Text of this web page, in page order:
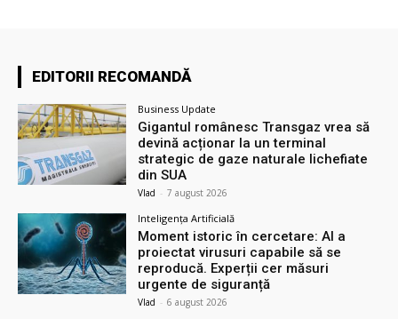
EDITORII RECOMANDĂ
Business Update
Gigantul românesc Transgaz vrea să
devină acționar la un terminal
strategic de gaze naturale lichefiate
din SUA
Vlad - 7 august 2026
Inteligența Artificială
Moment istoric în cercetare: AI a
proiectat virusuri capabile să se
reproducă. Experții cer măsuri
urgente de siguranță
Vlad - 6 august 2026